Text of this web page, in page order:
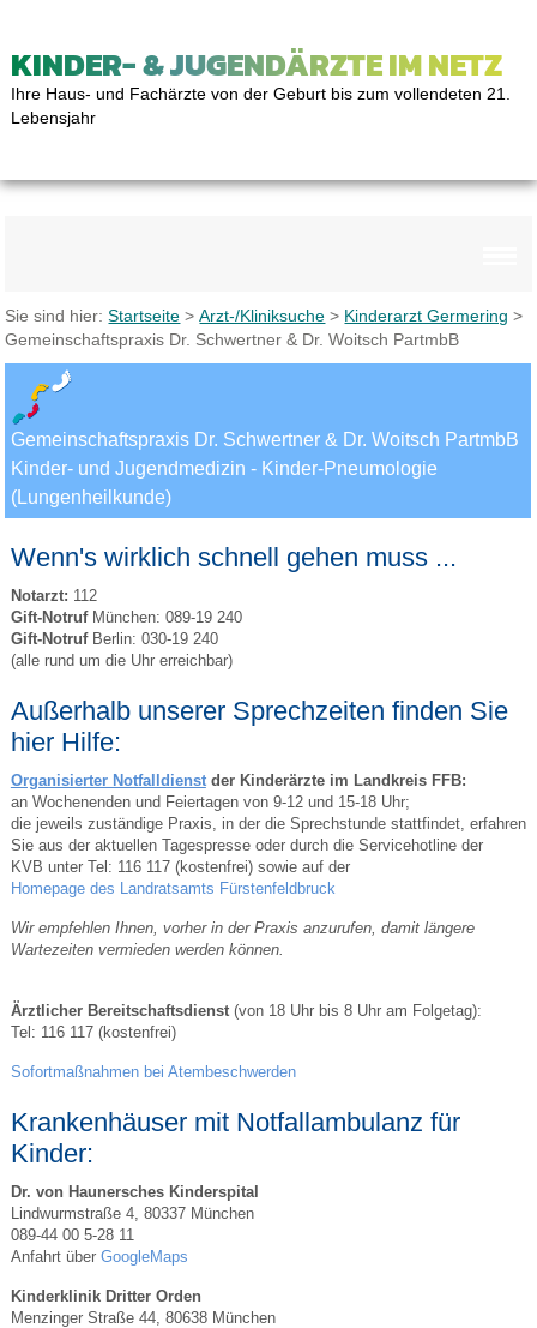
KINDER- & JUGENDÄRZTE IM NETZ
Ihre Haus- und Fachärzte von der Geburt bis zum vollendeten 21.
Lebensjahr
Sie sind hier:Startseite >Arzt-/Kliniksuche > Kinderarzt Germering >
Gemeinschaftspraxis Dr. Schwertner & Dr. Woitsch PartmbB
Gemeinschaftspraxis Dr. Schwertner & Dr. Woitsch PartmbB
Kinder- und Jugendmedizin - Kinder-Pneumologie
(Lungenheilkunde)
Wenn's wirklich schnell gehen muss ...
Notarzt: 112
Gift-NotrufMünchen: 089-19 240
Gift-NotrufBerlin: 030-19 240
(alle rund um die Uhr erreichbar)
Außerhalb unserer Sprechzeiten finden Sie
hier Hilfe:
Organisierter Notfalldienstder Kinderärzte im Landkreis FFB:
an Wochenenden und Feiertagen von 9-12 und 15-18 Uhr;
die jeweils zuständige Praxis, in der die Sprechstunde stattfindet, erfahren
Sie aus der aktuellen Tagespresse oder durch die Servicehotline der
KVB unter Tel: 116 117 (kostenfrei) sowie auf der
Homepage des Landratsamts Fürstenfeldbruck
Wir empfehlen Ihnen, vorher in der Praxis anzurufen, damit längere
Wartezeiten vermieden werden können.
Ärztlicher Bereitschaftsdienst (von 18 Uhr bis 8 Uhr am Folgetag):
Tel: 116 117 (kostenfrei)
Sofortmaßnahmen bei Atembeschwerden
Krankenhäuser mit Notfallambulanz für
Kinder:
Dr. von Haunersches Kinderspital
Lindwurmstraße 4, 80337 München
089-44 00 5-28 11
Anfahrt über GoogleMaps
Kinderklinik Dritter Orden
Menzinger Straße 44, 80638 München